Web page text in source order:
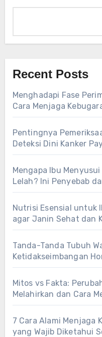
Recent Posts
Menghadapi Fase
Cara Menjaga
Pentingnya
Deteksi Dini Kanker
Mengapa Ibu
Lelah? Ini Penyebab
Nutrisi Esensial untuk
agar Janin Sehat dan
Tanda-Tanda Tubuh
Ketidakseimbangan
Mitos vs Fakta:
Melahirkan dan Cara
7 Cara Alami Menjaga
yang Wajib Diketahui